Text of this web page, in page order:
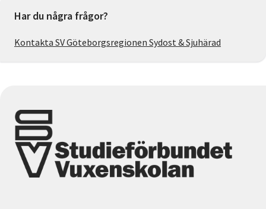
Har du några frågor?
Kontakta SV Göteborgsregionen Sydost & Sjuhärad